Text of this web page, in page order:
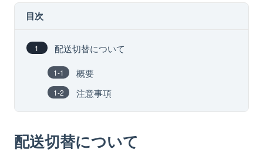
目次
配送切替について
概要
注意事項
配送切替について